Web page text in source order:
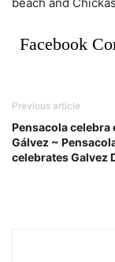
Facebook
Previous article
Pensacola celebra
Gálvez ~
celebrates Galvez